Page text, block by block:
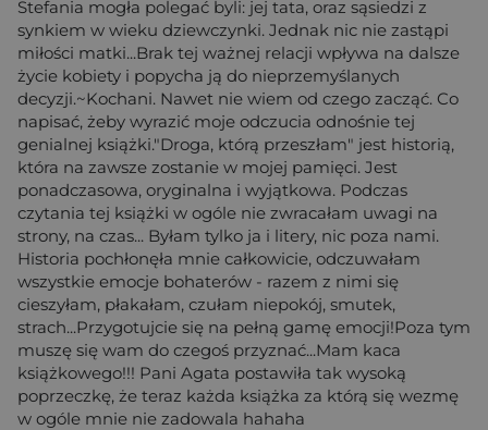
Stefania mogła polegać byli: jej tata, oraz sąsiedzi z
synkiem w wieku dziewczynki. Jednak nic nie zastąpi
miłości matki...Brak tej ważnej relacji wpływa na dalsze
życie kobiety i popycha ją do nieprzemyślanych
decyzji.~Kochani. Nawet nie wiem od czego zacząć. Co
napisać, żeby wyrazić moje odczucia odnośnie tej
genialnej książki."Droga, którą przeszłam" jest historią,
która na zawsze zostanie w mojej pamięci. Jest
ponadczasowa, oryginalna i wyjątkowa. Podczas
czytania tej książki w ogóle nie zwracałam uwagi na
strony, na czas... Byłam tylko ja i litery, nic poza nami.
Historia pochłonęła mnie całkowicie, odczuwałam
wszystkie emocje bohaterów - razem z nimi się
cieszyłam, płakałam, czułam niepokój, smutek,
strach...Przygotujcie się na pełną gamę emocji!Poza tym
muszę się wam do czegoś przyznać...Mam kaca
książkowego!!! Pani Agata postawiła tak wysoką
poprzeczkę, że teraz każda książka za którą się wezmę
w ogóle mnie nie zadowala hahaha